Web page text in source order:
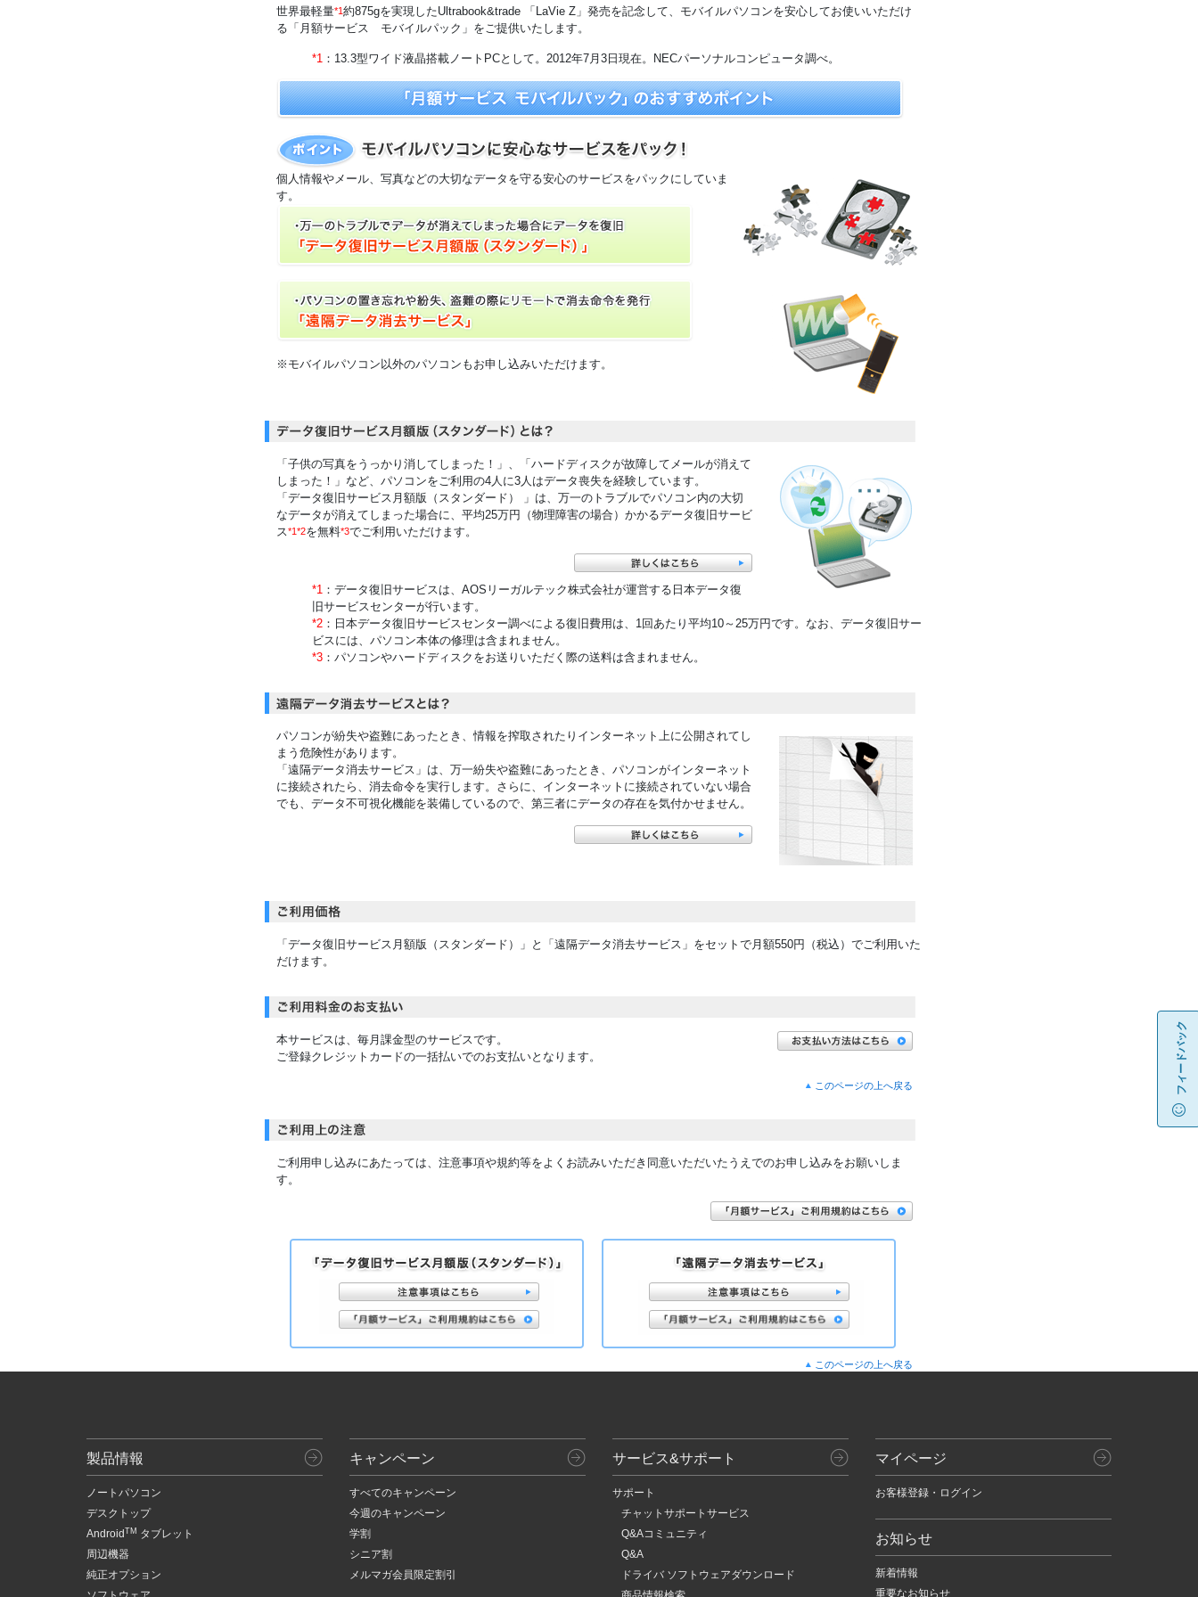
世界最軽量*1約875gを実現したUltrabook&trade 「LaVie Z」発売を記念して、モバイルパソコンを安心してお使いいただけ
る「月額サービス モバイルパック」をご提供いたします。
*1 ：13.3型ワイド液晶搭載ノートPCとして。2012年7月3日現在。NECパーソナルコンピュータ調べ。
個人情報やメール、写真などの大切なデータを守る安心のサービスをパックにしていま
す。
※モバイルパソコン以外のパソコンもお申し込みいただけます。
「子供の写真をうっかり消してしまった！」、「ハードディスクが故障してメールが消えて
しまった！」など、パソコンをご利用の4人に3人はデータ喪失を経験しています。
「データ復旧サービス月額版（スタンダード） 」は、万一のトラブルでパソコン内の大切
なデータが消えてしまった場合に、平均25万円（物理障害の場合）かかるデータ復旧サービ
ス*1*2を無料*3でご利用いただけます。
*1 ：データ復旧サービスは、AOSリーガルテック株式会社が運営する日本データ復
旧サービスセンターが行います。
*2 ：日本データ復旧サービスセンター調べによる復旧費用は、1回あたり平均10～25万円です。なお、データ復旧サー
ビスには、パソコン本体の修理は含まれません。
*3 ：パソコンやハードディスクをお送りいただく際の送料は含まれません。
パソコンが紛失や盗難にあったとき、情報を搾取されたりインターネット上に公開されてし
まう危険性があります。
「遠隔データ消去サービス」は、万一紛失や盗難にあったとき、パソコンがインターネット
に接続されたら、消去命令を実行します。さらに、インターネットに接続されていない場合
でも、データ不可視化機能を装備しているので、第三者にデータの存在を気付かせません。
「データ復旧サービス月額版（スタンダード）」と「遠隔データ消去サービス」をセットで月額550円（税込）でご利用いた
だけます。
本サービスは、毎月課金型のサービスです。
ご登録クレジットカードの一括払いでのお支払いとなります。
このページの上へ戻る
ご利用申し込みにあたっては、注意事項や規約等をよくお読みいただき同意いただいたうえでのお申し込みをお願いしま
す。
このページの上へ戻る
製品情報
ノートパソコン
デスクトップ
Android TM タブレット
周辺機器
純正オプション
キャンペーン
すべてのキャンペーン
今週のキャンペーン
学割
シニア割
メルマガ会員限定割引
サービス&サポート
サポート
チャットサポートサービス
Q&Aコミュニティ
Q&A
ドライバ ソフトウェアダウンロード
マイページ
お客様登録・ログイン
お知らせ
新着情報
重要なお知らせ
フィードバック